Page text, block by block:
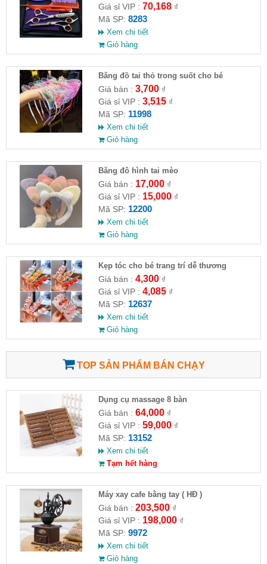
Giá sỉ VIP : 70,168₫
Mã SP: 8283
Xem chi tiết
Giỏ hàng
Băng đồ tai thỏ trong suốt cho bé
Giá bán : 3,700₫
Giá sỉ VIP : 3,515₫
Mã SP: 11998
Xem chi tiết
Giỏ hàng
Băng đô hình tai mèo
Giá bán : 17,000₫
Giá sỉ VIP : 15,000₫
Mã SP: 12200
Xem chi tiết
Giỏ hàng
Kẹp tóc cho bé trang trí dễ thương
Giá bán : 4,300₫
Giá sỉ VIP : 4,085₫
Mã SP: 12637
Xem chi tiết
Giỏ hàng
TOP SẢN PHẨM BÁN CHẠY
Dụng cụ massage 8 bàn
Giá bán : 64,000₫
Giá sỉ VIP : 59,000₫
Mã SP: 13152
Xem chi tiết
Tạm hết hàng
Máy xay cafe bằng tay ( HĐ )
Giá bán : 203,500₫
Giá sỉ VIP : 198,000₫
Mã SP: 9972
Xem chi tiết
Giỏ hàng